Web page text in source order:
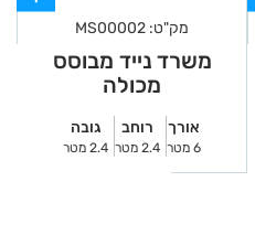
מק"ט: MS00002
משרד נייד מבוסס
מכולה
אורך
6 מטר
רוחב
2.4 מטר
גובה
2.4 מטר